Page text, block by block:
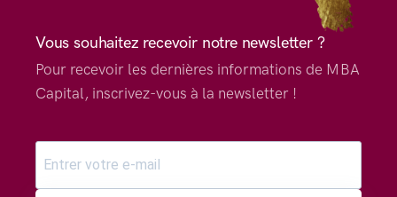
Vous souhaitez recevoir notre newsletter ?
Pour recevoir les dernières informations de MBA
Capital, inscrivez-vous à la newsletter !